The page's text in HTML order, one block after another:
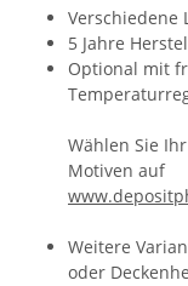
Verschiedene
5 Jahre
Optional mit
Wählen Sie
Motiven auf
Weitere
oder